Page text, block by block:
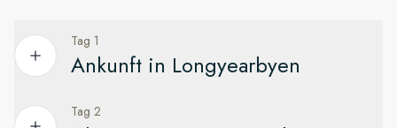
Tag 1
Ankunft in Longyearbyen
Von Oslo aus in die nördlichste Stadt der Welt
Tag 2